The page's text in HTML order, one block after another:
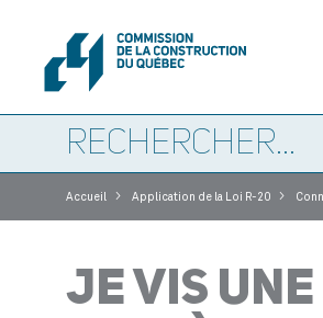
Accueil > Application de la Loi R-20 >
JE VIS